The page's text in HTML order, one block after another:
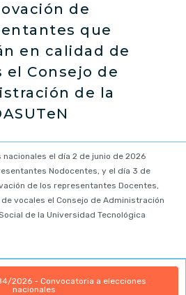
de
que
en calidad de
el Consejo de
de la
el día 2 de junio de 2026
Nodocentes, y el día 3 de
de los representantes Docentes,
vocales el Consejo de Administración
de la Universidad Tecnológica
2026 - Convocatoria a elecciones
nacionales